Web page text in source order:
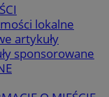
lokalne
artykuły
sponsorowane